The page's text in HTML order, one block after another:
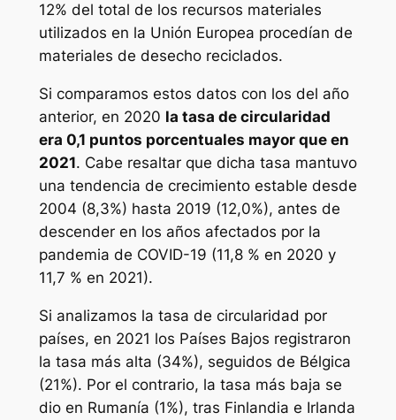
12% del total de los recursos materiales
utilizados en la Unión Europea procedían de
materiales de desecho reciclados.
Si comparamos estos datos con los del año
anterior, en 2020 la tasa de circularidad
era 0,1 puntos porcentuales mayor que en
2021. Cabe resaltar que dicha tasa mantuvo
una tendencia de crecimiento estable desde
2004 (8,3%) hasta 2019 (12,0%), antes de
descender en los años afectados por la
pandemia de COVID-19 (11,8 % en 2020 y
11,7 % en 2021).
Si analizamos la tasa de circularidad por
países, en 2021 los Países Bajos registraron
la tasa más alta (34%), seguidos de Bélgica
(21%). Por el contrario, la tasa más baja se
dio en Rumanía (1%), tras Finlandia e Irlanda